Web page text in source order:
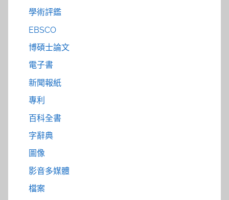
學術評鑑
EBSCO
博碩士論文
電子書
新聞報紙
專利
百科全書
字辭典
圖像
影音多媒體
檔案